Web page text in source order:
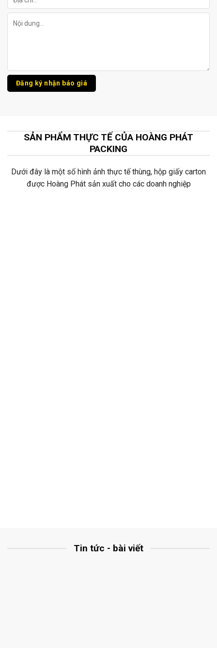
SẢN PHẨM THỰC TẾ CỦA HOÀNG PHÁT
PACKING
Dưới đây là một số hình ảnh thực tế thùng, hộp giấy carton
được Hoàng Phát sản xuất cho các doanh nghiệp
Tin tức - bài viết